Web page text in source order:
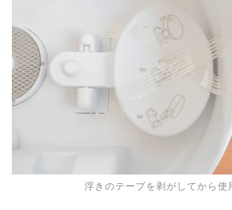
浮きのテープを剥がしてから使